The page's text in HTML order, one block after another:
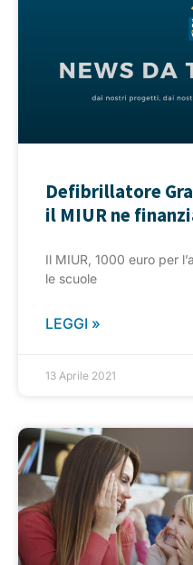
Defibrillatore
il MIUR ne
Il MIUR, 1000 euro per
le scuole
LEGGI »
13 Aprile 2021